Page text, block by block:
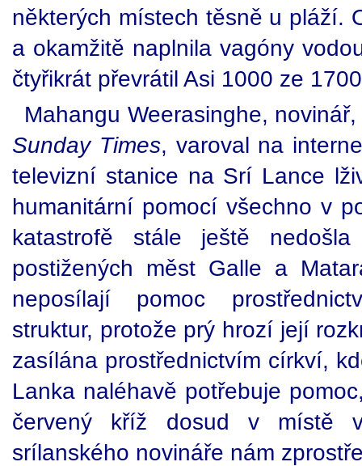
některých místech těsně u pláží.
a okamžitě naplnila vagóny
čtyřikrát převrátil Asi 1000 ze
Mahangu Weerasinghe,
Sunday Times, varoval na
televizní stanice na Srí Lance
humanitární pomocí všechno v
katastrofě stále ještě
postižených měst Galle a
neposílají pomoc
struktur, protože prý hrozí její
zasílána prostřednictvím církví,
Lanka naléhavě potřebuje
červený kříž dosud v místě
srílanského novináře nám